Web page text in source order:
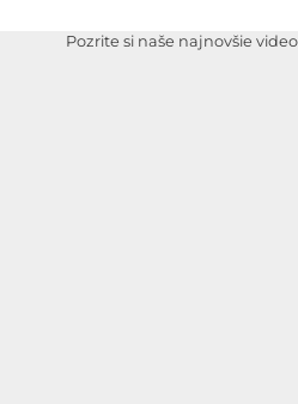
Pozrite si naše najnovšie